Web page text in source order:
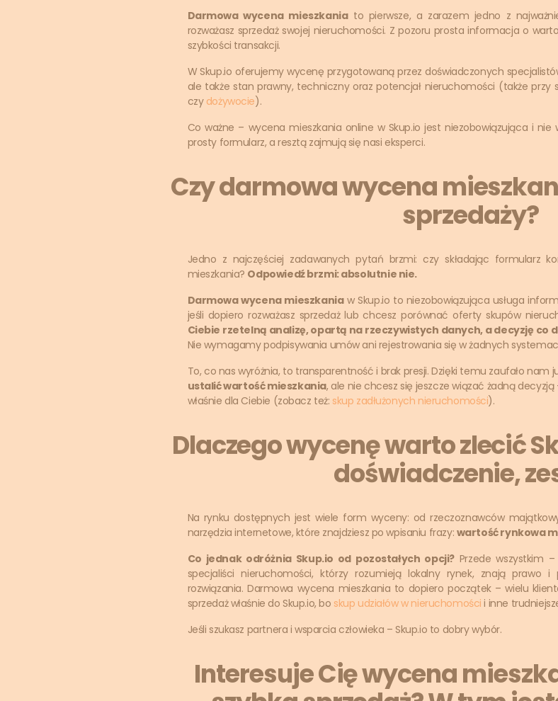
Darmowa wycena mieszkaniato pierwsze, a zarazem jedno z
rozważasz sprzedaż swojej nieruchomości. Z pozoru prosta informacja o
szybkości transakcji.
W Skup.io oferujemy wycenę przygotowaną przez doświadczonych
ale także stan prawny, techniczny oraz potencjał nieruchomości (także przy
czy dożywocie).
Co ważne – wycena mieszkania online w Skup.io jest niezobowiązująca i nie
prosty formularz, a resztą zajmują się nasi eksperci.
Czy darmowa wycena
sprzedaży?
Jedno z najczęściej zadawanych pytań brzmi: czy składając formularz
mieszkania? Odpowiedź brzmi: absolutnie nie.
Darmowa wycena mieszkaniaw Skup.io to niezobowiązująca usługa
jeśli dopiero rozważasz sprzedaż lub chcesz porównać oferty skupów
Ciebie rzetelną analizę, opartą na rzeczywistych danych, a decyzję co
Nie wymagamy podpisywania umów ani rejestrowania się w żadnych
To, co nas wyróżnia, to transparentność i brak presji. Dzięki temu zaufało nam
ustalić wartość mieszkania, ale nie chcesz się jeszcze wiązać żadną
właśnie dla Ciebie (zobacz też: skup zadłużonych nieruchomości).
Dlaczego wycenę warto zlecić
doświadczenie,
Na rynku dostępnych jest wiele form wyceny: od rzeczoznawców
narzędzia internetowe, które znajdziesz po wpisaniu frazy: wartość rynkowa
Co jednak odróżnia Skup.io od pozostałych opcji?Przede wszystkim –
specjaliści nieruchomości, którzy rozumieją lokalny rynek, znają prawo
rozwiązania. Darmowa wycena mieszkania to dopiero początek – wielu
sprzedaż właśnie do Skup.io, bo skup udziałów w nieruchomości i inne
Jeśli szukasz partnera i wsparcia człowieka – Skup.io to dobry wybór.
Interesuje Cię wycena